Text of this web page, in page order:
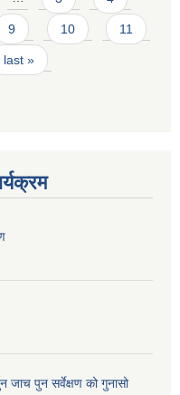
9 10 11
last »
जाच पुन सर्वेक्षण को गुनासो